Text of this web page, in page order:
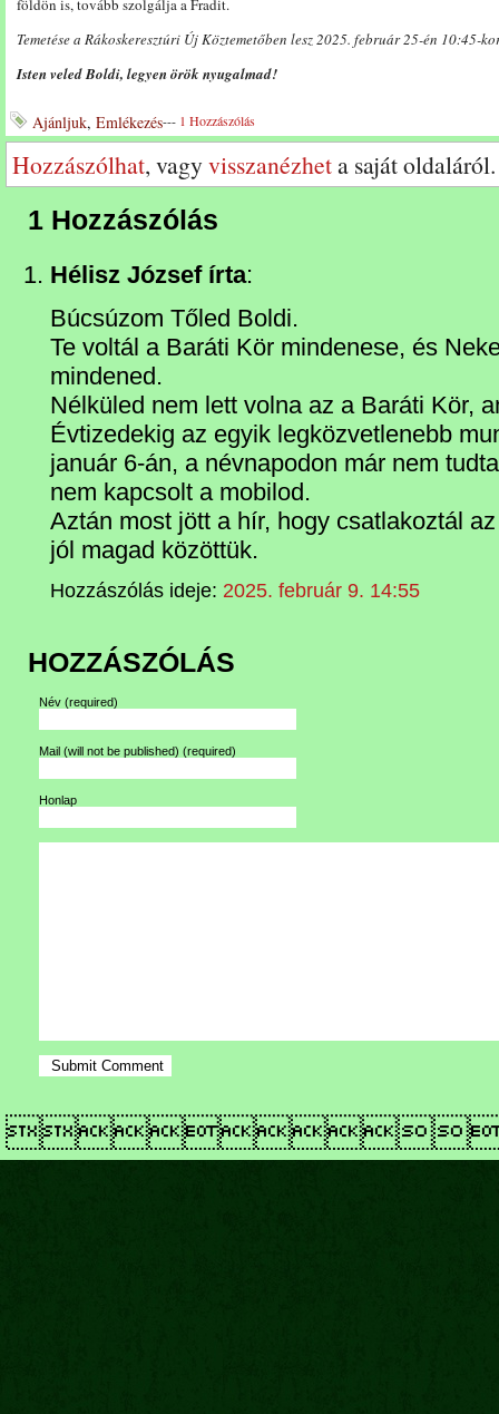
földön is, tovább szolgálja a Fradit.
Temetése a Rákoskeresztúri Új Köztemetőben lesz 2025. február 25-én 10:45-
Isten veled Boldi, legyen örök nyugalmad!
Ajánljuk, Emlékezés--- 1 Hozzászólás
Hozzászólhat, vagyvisszanézheta saját oldaláról.
1 Hozzászólás
Hélisz József írta:
Búcsúzom Tőled Boldi.
Te voltál a Baráti Kör mindenese, és
mindened.
Nélküled nem lett volna az a Baráti Kör,
Évtizedekig az egyik legközvetlenebb
január 6-án, a névnapodon már nem
nem kapcsolt a mobilod.
Aztán most jött a hír, hogy csatlakoztál
jól magad közöttük.
Hozzászólás ideje: 2025. február 9. 14:55
HOZZÁSZÓLÁS
Név (required)
Mail (will not be published) (required)
Honlap